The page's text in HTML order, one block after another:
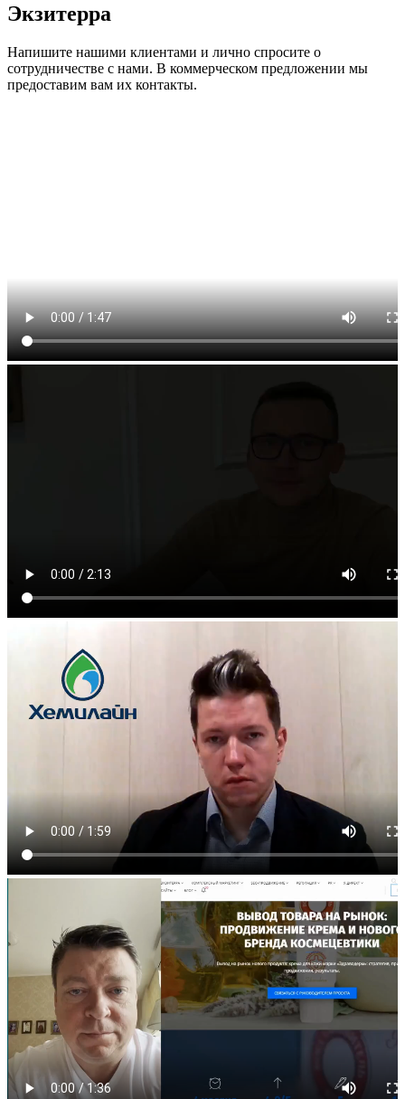
Экзитерра
Напишите нашими клиентами и лично спросите о
сотрудничестве с нами. В коммерческом предложении мы
предоставим вам их контакты.